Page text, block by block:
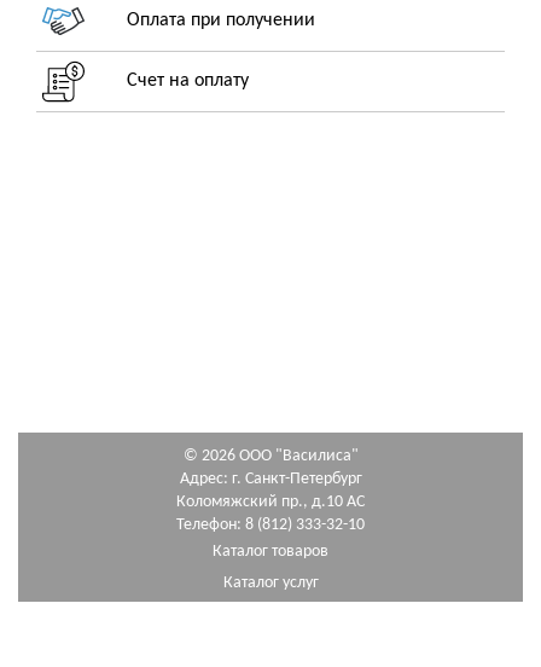
Оплата при получении
Счет на оплату
© 2026 ООО "Василиса"
Адрес: г. Санкт-Петербург
Коломяжский пр., д.10 АС
Телефон: 8 (812) 333-32-10
Каталог товаров
Каталог услуг